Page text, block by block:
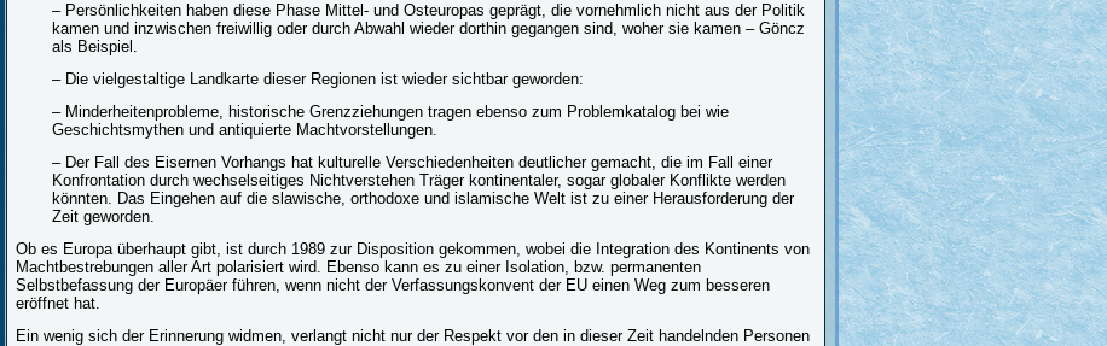
– Persönlichkeiten haben diese Phase Mittel- und Osteuropas geprägt, die vornehmlich nicht aus der Politik
kamen und inzwischen freiwillig oder durch Abwahl wieder dorthin gegangen sind, woher sie kamen – Göncz
als Beispiel.
– Die vielgestaltige Landkarte dieser Regionen ist wieder sichtbar geworden:
– Minderheitenprobleme, historische Grenzziehungen tragen ebenso zum Problemkatalog bei wie
Geschichtsmythen und antiquierte Machtvorstellungen.
– Der Fall des Eisernen Vorhangs hat kulturelle Verschiedenheiten deutlicher gemacht, die im Fall einer
Konfrontation durch wechselseitiges Nichtverstehen Träger kontinentaler, sogar globaler Konflikte werden
könnten. Das Eingehen auf die slawische, orthodoxe und islamische Welt ist zu einer Herausforderung der
Zeit geworden.
Ob es Europa überhaupt gibt, ist durch 1989 zur Disposition gekommen, wobei die Integration des Kontinents von
Machtbestrebungen aller Art polarisiert wird. Ebenso kann es zu einer Isolation, bzw. permanenten
Selbstbefassung der Europäer führen, wenn nicht der Verfassungskonvent der EU einen Weg zum besseren
eröffnet hat.
Ein wenig sich der Erinnerung widmen, verlangt nicht nur der Respekt vor den in dieser Zeit handelnden Personen